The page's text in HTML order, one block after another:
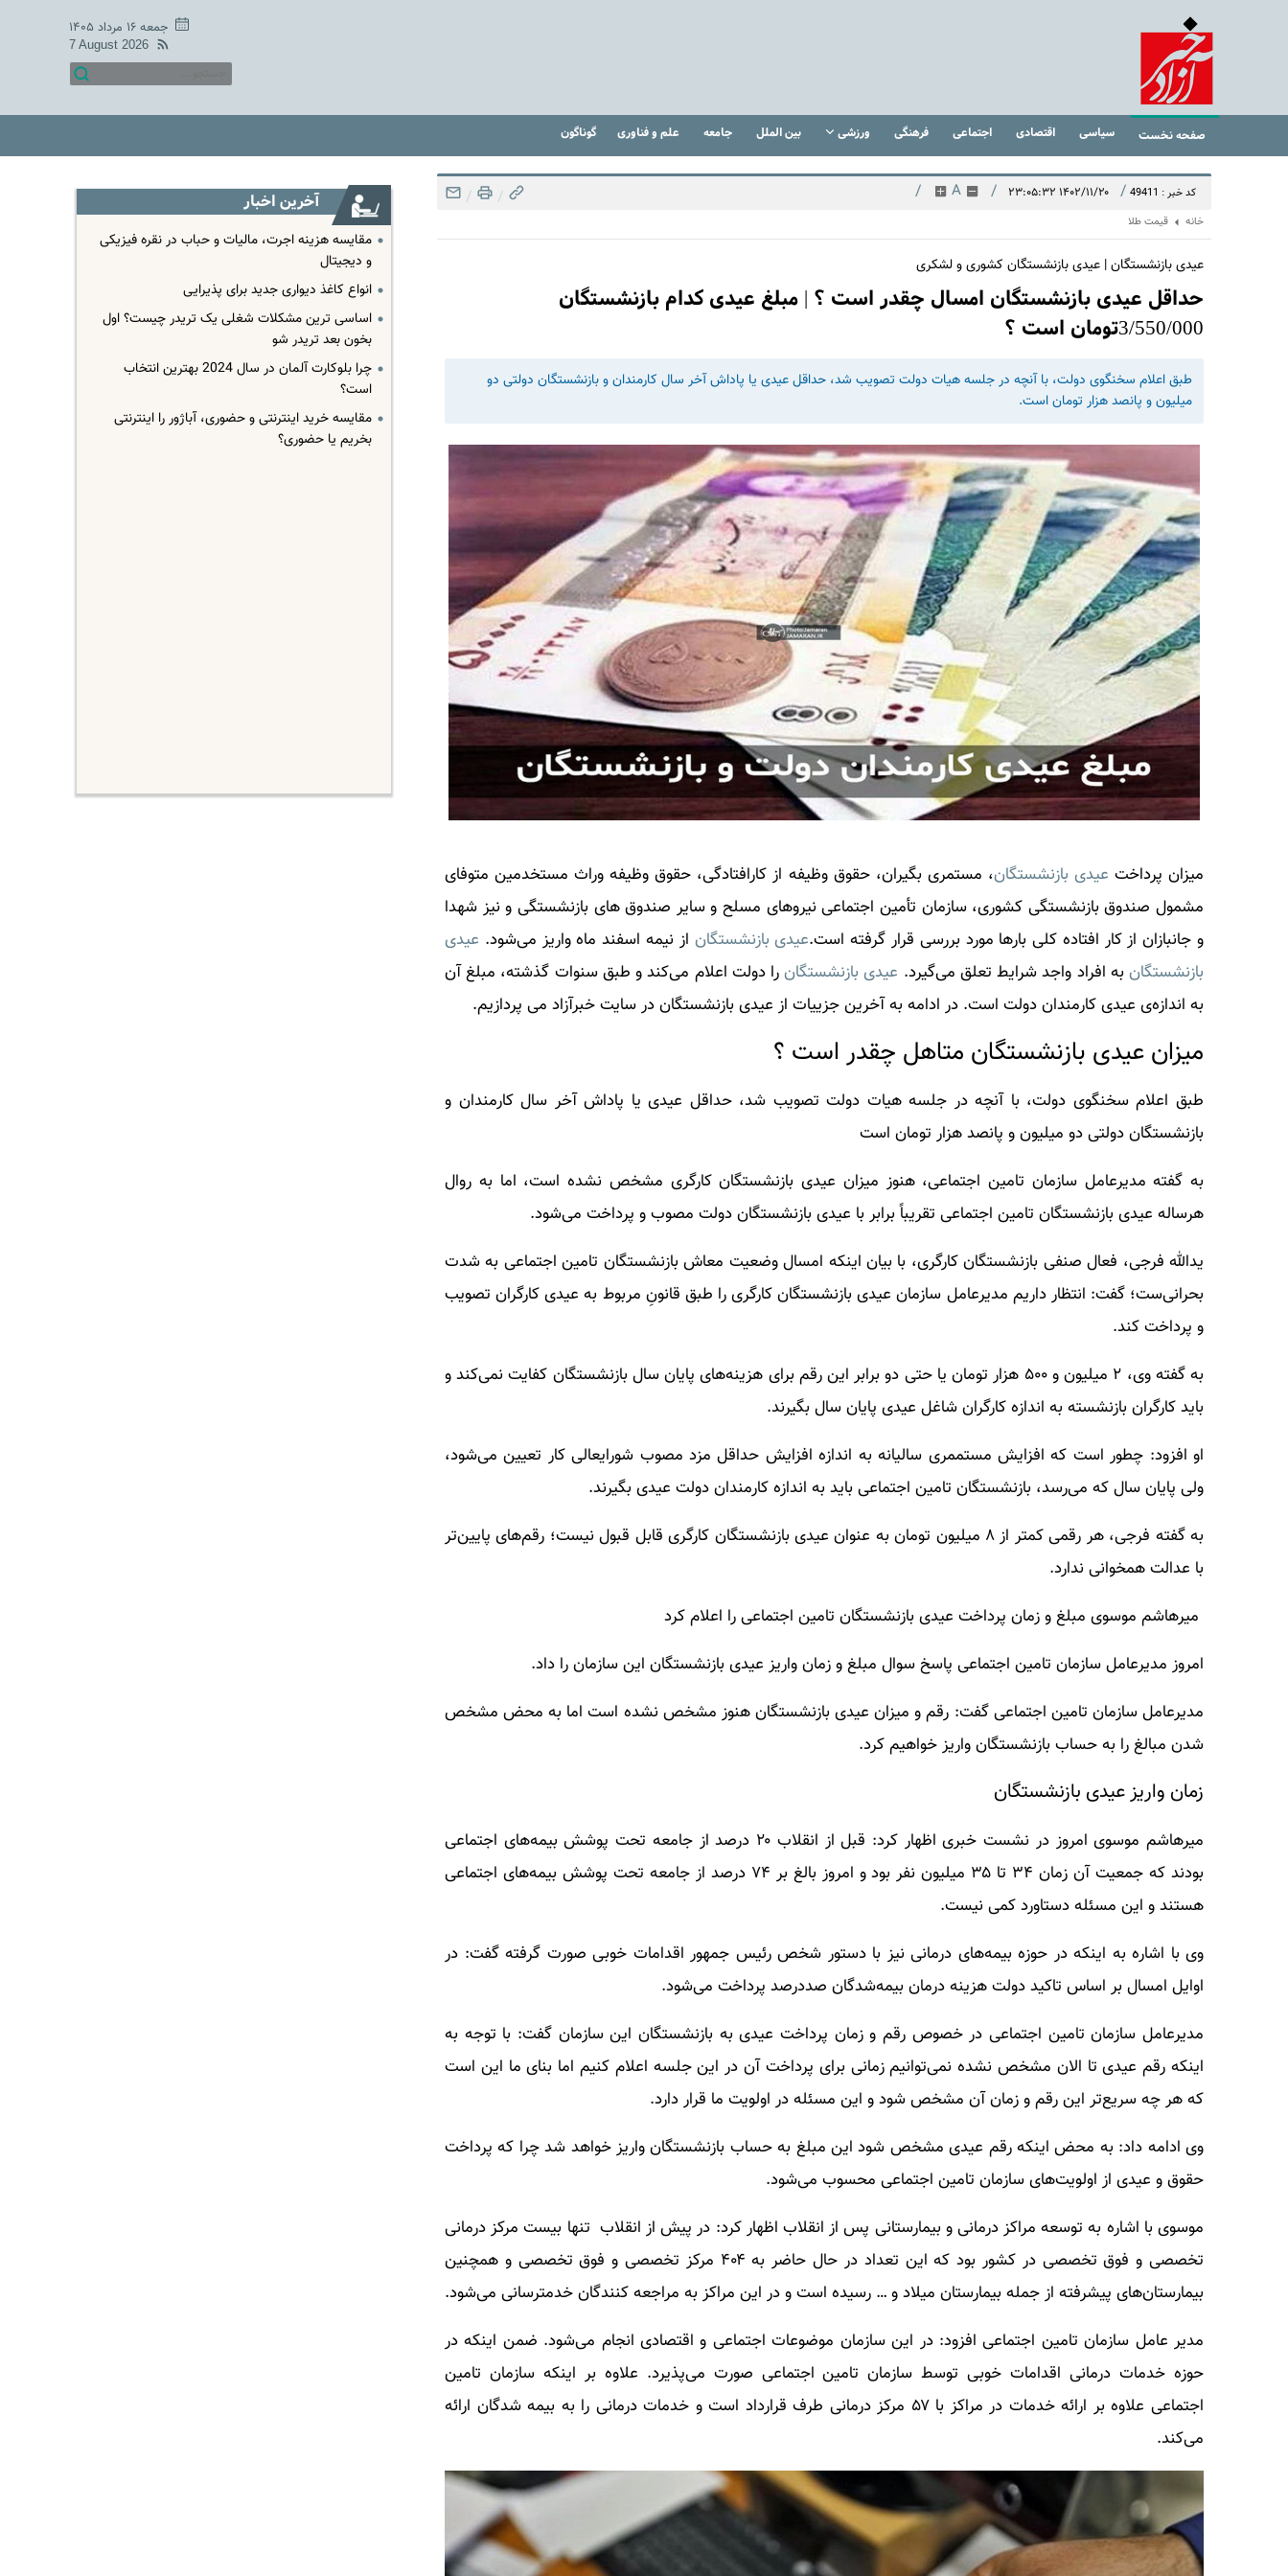
جمعه ۱۶ مرداد ۱۴۰۵
7 August 2026
صفحه نخست سیاسی اقتصادی اجتماعی فرهنگی ورزشی بین الملل جامعه علم و فناوری گوناگون
کد خبر : 49411 / ۱۴۰۲/۱۱/۲۰ ۲۳:۰۵:۳۲ /
A
/
/
/
خانه قیمت طلا
عیدی بازنشستگان | عیدی بازنشستگان کشوری و لشکری
حداقل عیدی بازنشستگان امسال چقدر است ؟ | مبلغ عیدی کدام بازنشستگان
3/550/000تومان است ؟
طبق اعلام سخنگوی دولت، با آنچه در جلسه هیات دولت تصویب شد، حداقل عیدی یا پاداش آخر سال کارمندان و بازنشستگان دولتی دو
میلیون و پانصد هزار تومان است.
میزان پرداخت عیدی بازنشستگان، مستمری بگیران، حقوق وظیفه از کارافتادگی، حقوق وظیفه وراث مستخدمین متوفای
مشمول صندوق بازنشستگی کشوری، سازمان تأمین اجتماعی نیروهای مسلح و سایر صندوق های بازنشستگی و نیز شهدا
و جانبازان از کار افتاده کلی بارها مورد بررسی قرار گرفته است.عیدی بازنشستگان از نیمه اسفند ماه واریز می‌شود. عیدی
بازنشستگانبه افراد واجد شرایط تعلق می‌گیرد. عیدی بازنشستگانرا دولت اعلام می‌کند و طبق سنوات گذشته، مبلغ آن
به اندازه‌ی عیدی کارمندان دولت است. در ادامه به آخرین جزییات از عیدی بازنشستگاندر سایت خبرآزاد می پردازیم.
میزان عیدی بازنشستگان متاهل چقدر است ؟
طبق اعلام سخنگوی دولت، با آنچه در جلسه هیات دولت تصویب شد، حداقل عیدی یا پاداش آخر سال کارمندان و
بازنشستگان دولتی دو میلیون و پانصد هزار تومان است
به گفته مدیرعامل سازمان تامین اجتماعی، هنوز میزان عیدی بازنشستگان کارگری مشخص نشده است، اما به روال
هرساله عیدی بازنشستگان تامین اجتماعی تقریباً برابر با عیدی بازنشستگان دولت مصوب و پرداخت می‌شود.
یدالله فرجی، فعال صنفی بازنشستگان کارگری، با بیان اینکه امسال وضعیت معاش بازنشستگان تامین اجتماعی به شدت
بحرانی‌ست؛ گفت: انتظار داریم مدیرعامل سازمان عیدی بازنشستگان کارگری را طبق قانونِ مربوط به عیدی کارگران تصویب
و پرداخت کند.
به گفته وی، ۲ میلیون و ۵۰۰ هزار تومان یا حتی دو برابر این رقم برای هزینه‌های پایان سال بازنشستگان کفایت نمی‌کند و
باید کارگران بازنشسته به اندازه کارگران شاغل عیدی پایان سال بگیرند.
او افزود: چطور است که افزایش مستممری سالیانه به اندازه افزایش حداقل مزد مصوب شورایعالی کار تعیین می‌شود،
ولی پایان سال که می‌رسد، بازنشستگان تامین اجتماعی باید به اندازه کارمندان دولت عیدی بگیرند.
به گفته فرجی، هر رقمی کمتر از ۸ میلیون تومان به عنوان عیدی بازنشستگان کارگری قابل قبول نیست؛ رقم‌های پایین‌تر
با عدالت همخوانی ندارد.
میرهاشم موسوی مبلغ و زمان پرداخت عیدی بازنشستگان تامین اجتماعی را اعلام کرد
امروز مدیرعامل سازمان تامین اجتماعی پاسخ سوال مبلغ و زمان واریز عیدی بازنشستگان این سازمان را داد.
مدیرعامل سازمان تامین اجتماعی گفت: رقم و میزان عیدی بازنشستگان هنوز مشخص نشده است اما به محض مشخص
شدن مبالغ را به حساب بازنشستگان واریز خواهیم کرد.
زمان واریز عیدی بازنشستگان
میرهاشم موسوی امروز در نشست خبری اظهار کرد: قبل از انقلاب ۲۰ درصد از جامعه تحت پوشش بیمه‌های اجتماعی
بودند که جمعیت آن زمان ۳۴ تا ۳۵ میلیون نفر بود و امروز بالغ بر ۷۴ درصد از جامعه تحت پوشش بیمه‌های اجتماعی
هستند و این مسئله دستاورد کمی نیست.
وی با اشاره به اینکه در حوزه بیمه‌های درمانی نیز با دستور شخص رئیس جمهور اقدامات خوبی صورت گرفته گفت: در
اوایل امسال بر اساس تاکید دولت هزینه درمان بیمه‌شدگان صددرصد پرداخت می‌شود.
مدیرعامل سازمان تامین اجتماعی در خصوص رقم و زمان پرداخت عیدی به بازنشستگان این سازمان گفت: با توجه به
اینکه رقم عیدی تا الان مشخص نشده نمی‌توانیم زمانی برای پرداخت آن در این جلسه اعلام کنیم اما بنای ما این است
که هر چه سریع‌تر این رقم و زمان آن مشخص شود و این مسئله در اولویت ما قرار دارد.
وی ادامه داد: به محض اینکه رقم عیدی مشخص شود این مبلغ به حساب بازنشستگان واریز خواهد شد چرا که پرداخت
حقوق و عیدی از اولویت‌های سازمان تامین اجتماعی محسوب می‌شود.
موسوی با اشاره به توسعه مراکز درمانی و بیمارستانی پس از انقلاب اظهار کرد: در پیش از انقلاب تنها بیست مرکز درمانی
تخصصی و فوق تخصصی در کشور بود که این تعداد در حال حاضر به ۴۰۴ مرکز تخصصی و فوق تخصصی و همچنین
بیمارستان‌های پیشرفته از جمله بیمارستان میلاد و … رسیده است و در این مراکز به مراجعه کنندگان خدمترسانی می‌شود.
مدیر عامل سازمان تامین اجتماعی افزود: در این سازمان موضوعات اجتماعی و اقتصادی انجام می‌شود. ضمن اینکه در
حوزه خدمات درمانی اقدامات خوبی توسط سازمان تامین اجتماعی صورت می‌پذیرد. علاوه بر اینکه سازمان تامین
اجتماعی علاوه بر ارائه خدمات در مراکز با ۵۷ مرکز درمانی طرف قرارداد است و خدمات درمانی را به بیمه شدگان ارائه
می‌کند.
آخرین اخبار
مقایسه هزینه اجرت، مالیات و حباب در نقره فیزیکی
و دیجیتال
انواع کاغذ دیواری جدید برای پذیرایی
اساسی ترین مشکلات شغلی یک تریدر چیست؟ اول
بخون بعد تریدر شو
چرا بلوکارت آلمان در سال 2024 بهترین انتخاب
است؟
مقایسه خرید اینترنتی و حضوری، آباژور را اینترنتی
بخریم یا حضوری؟